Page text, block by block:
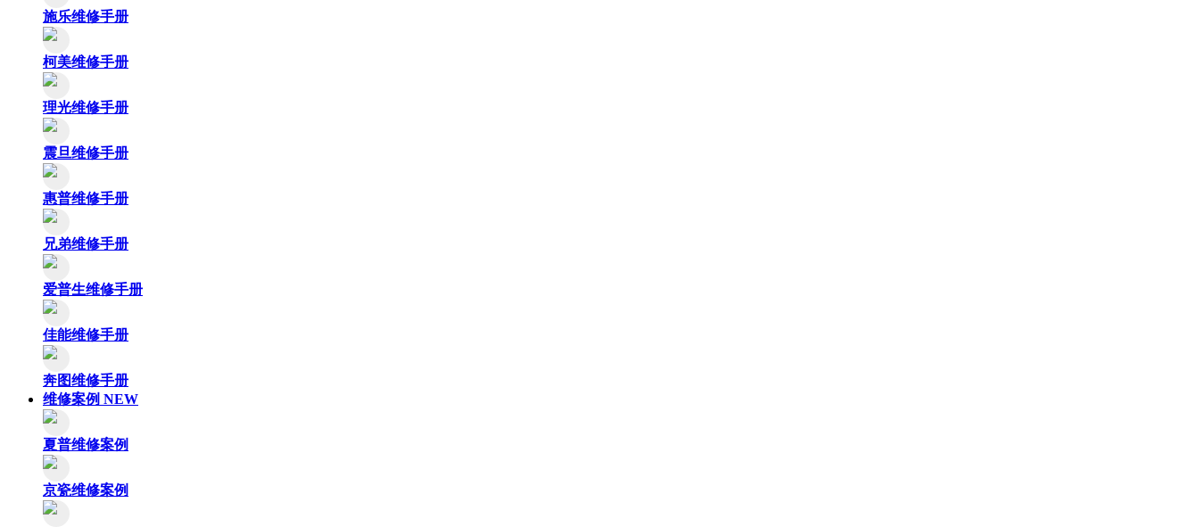
施乐维修手册
柯美维修手册
理光维修手册
震旦维修手册
惠普维修手册
兄弟维修手册
爱普生维修手册
佳能维修手册
奔图维修手册
维修案例 NEW
夏普维修案例
京瓷维修案例